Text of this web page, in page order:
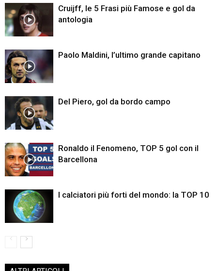
Cruijff, le 5 Frasi più Famose e gol da
antologia
Paolo Maldini, l’ultimo grande capitano
Del Piero, gol da bordo campo
Ronaldo il Fenomeno, TOP 5 gol con il
Barcellona
I calciatori più forti del mondo: la TOP 10